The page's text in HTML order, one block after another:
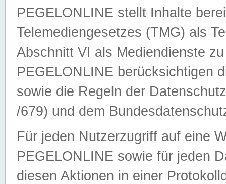
PEGELONLINE stellt Inhalte
Telemediengesetzes (TMG) als
Abschnitt VI als Mediendienste
PEGELONLINE berücksichtigen
sowie die Regeln der
/679) und dem
Für jeden Nutzerzugriff auf eine
PEGELONLINE sowie für jeden
diesen Aktionen in einer